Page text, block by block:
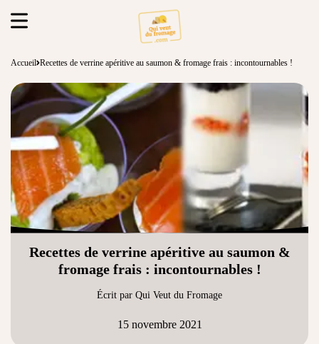
Accueil Recettes de verrine apéritive au saumon & fromage frais : incontournables !
Recettes de verrine apéritive au saumon &
fromage frais : incontournables !
Écrit par Qui Veut du Fromage
15 novembre 2021